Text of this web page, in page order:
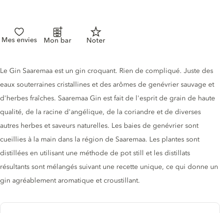
Mes envies Mon bar Noter
Description du gin
Le Gin Saaremaa est un gin croquant. Rien de compliqué. Juste des
eaux souterraines cristallines et des arômes de genévrier sauvage et
d'herbes fraîches. Saaremaa Gin est fait de l'esprit de grain de haute
qualité, de la racine d'angélique, de la coriandre et de diverses
autres herbes et saveurs naturelles. Les baies de genévrier sont
cueillies à la main dans la région de Saaremaa. Les plantes sont
distillées en utilisant une méthode de pot still et les distillats
résultants sont mélangés suivant une recette unique, ce qui donne un
gin agréablement aromatique et croustillant.